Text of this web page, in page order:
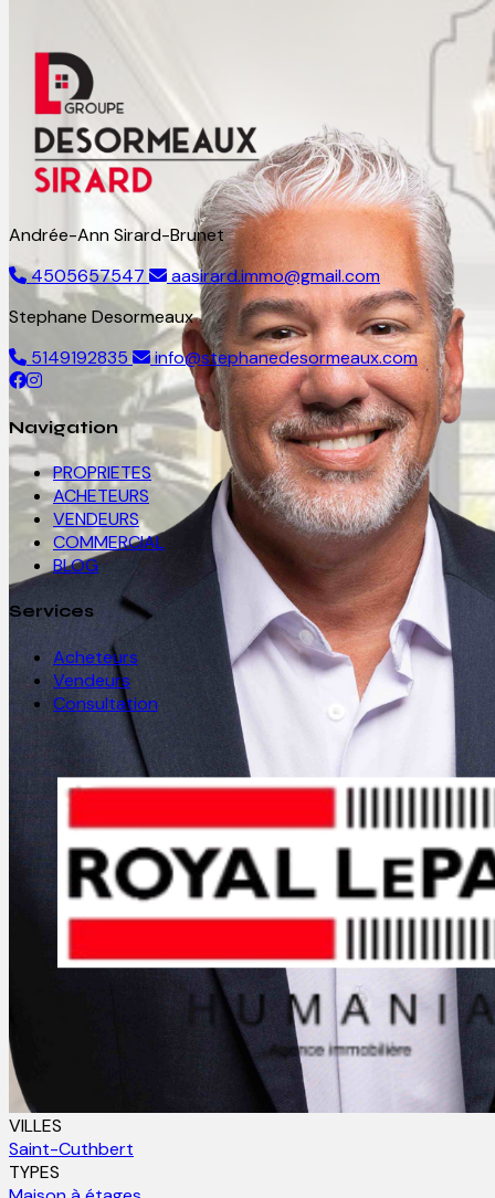
Andrée-Ann Sirard-Brunet
4505657547
aasirard.immo@gmail.com
Stephane Desormeaux
5149192835
info@stephanedesormeaux.com
Navigation
PROPRIETES
ACHETEURS
VENDEURS
COMMERCIAL
BLOG
Services
Acheteurs
Vendeurs
Consultation
VILLES
Saint-Cuthbert
TYPES